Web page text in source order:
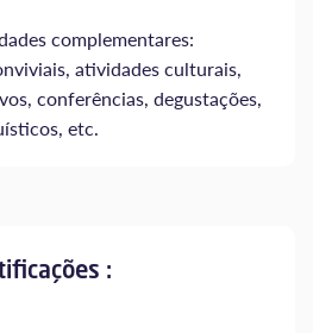
complementares:
atividades culturais,
conferências, degustações,
etc.
: